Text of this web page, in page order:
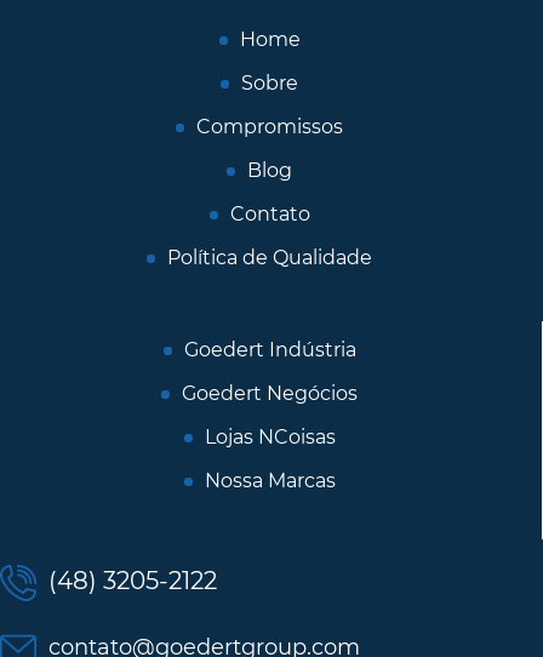
Home
Sobre
Compromissos
Blog
Contato
Política de Qualidade
Goedert Indústria
Goedert Negócios
Lojas NCoisas
Nossa Marcas
(48) 3205-2122
contato@goedertgroup.com